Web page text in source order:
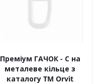
Преміум ГАЧОК - С на
металеве кільце з
каталогу TM Orvit